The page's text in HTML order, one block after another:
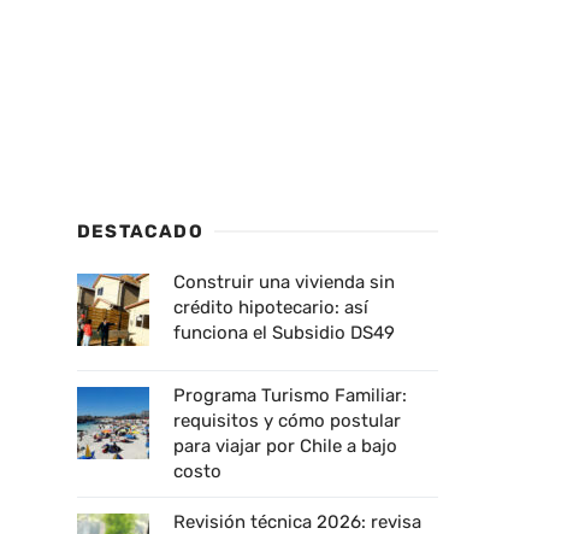
DESTACADO
Construir una vivienda sin
crédito hipotecario: así
funciona el Subsidio DS49
Programa Turismo Familiar:
requisitos y cómo postular
para viajar por Chile a bajo
costo
Revisión técnica 2026: revisa